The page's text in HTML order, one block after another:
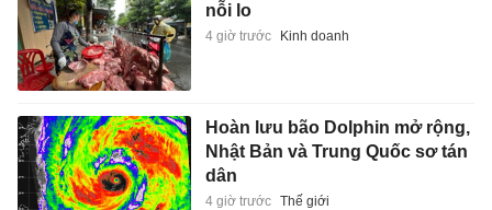
nỗi lo
4 giờ trước Kinh doanh
Hoàn lưu bão Dolphin mở rộng,
Nhật Bản và Trung Quốc sơ tán
dân
4 giờ trước Thế giới